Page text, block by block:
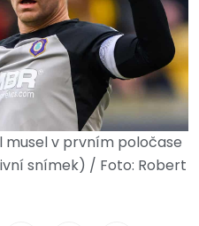
musel v prvním poločase
snímek) / Foto: Robert